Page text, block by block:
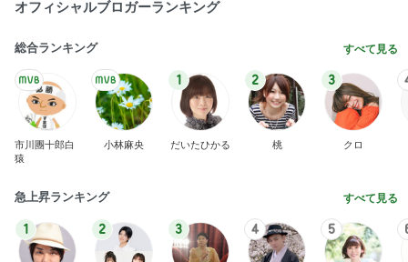
オフィシャルブロガーランキング
総合ランキング すべて見る
市川團十郎白
猿
小林麻央
1
だいたひかる
2
桃
3
クロ
急上昇ランキング すべて見る
1 2 3 4 5